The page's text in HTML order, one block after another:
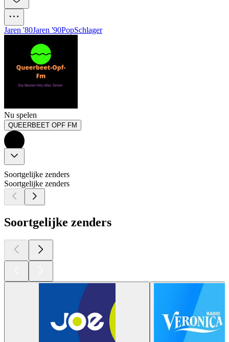
Jaren '80Jaren '90PopSchlager
Nu spelen
QUEERBEET OPF FM
Soortgelijke zenders
Soortgelijke zenders
Soortgelijke zenders